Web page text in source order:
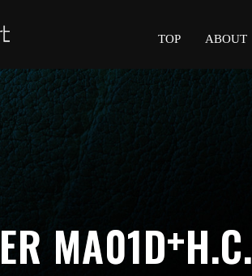
TOP ABOUT
MA01D+